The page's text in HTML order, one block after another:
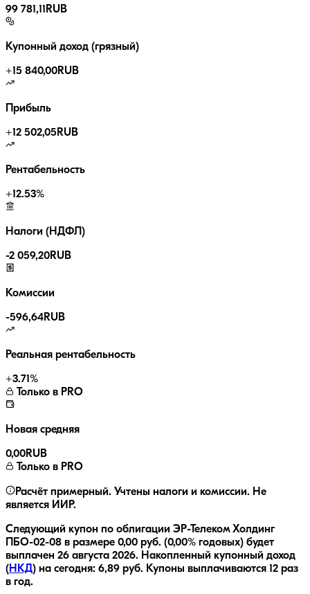
99 781,11 RUB
Купонный доход (грязный)
+15 840,00RUB
Прибыль
+12 502,05 RUB
Рентабельность
+12.53%
Налоги (НДФЛ)
-2 059,20RUB
Комиссии
-596,64RUB
Реальная рентабельность
+3.71%
Только в PRO
Новая средняя
0,00RUB
Только в PRO
Расчёт примерный. Учтены налоги и комиссии. Не
является ИИР.
Следующий купон по облигации ЭР-Телеком Холдинг
ПБО-02-08 в размере 0,00 руб. (0,00% годовых) будет
выплачен 26 августа 2026. Накопленный купонный доход
( НКД) на сегодня: 6,89 руб. Купоны выплачиваются 12 раз
в год.